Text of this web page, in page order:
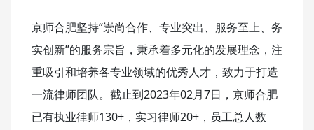
京师合肥坚持“崇尚合作、专业突出、服务至上、务
实创新”的服务宗旨，秉承着多元化的发展理念，注
重吸引和培养各专业领域的优秀人才，致力于打造
一流律师团队。截止到2023年02月7日，京师合肥
已有执业律师130+，实习律师20+，员工总人数